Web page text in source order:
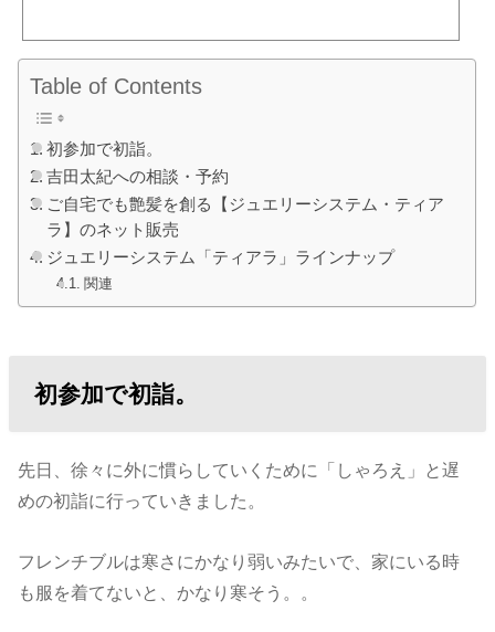
Table of Contents
初参加で初詣。
吉田太紀への相談・予約
ご自宅でも艶髪を創る【ジュエリーシステム・ティア
ラ】のネット販売
ジュエリーシステム「ティアラ」ラインナップ
関連
初参加で初詣。
先日、徐々に外に慣らしていくために「しゃろえ」と遅
めの初詣に行っていきました。
フレンチブルは寒さにかなり弱いみたいで、家にいる時
も服を着てないと、かなり寒そう。。